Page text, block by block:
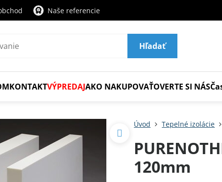
Naše referencie
Hľadať
KONTAKTVÝPREDAJAKO NAKUPOVAŤOVERTE SI NÁS
Úvod Tepelné izolácie
120mm